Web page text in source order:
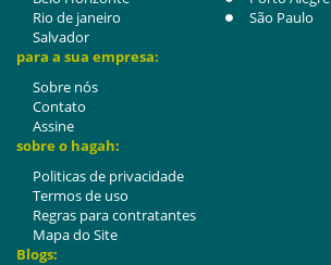
Rio de janeiro
São Paulo
Salvador
para a sua empresa:
Sobre nós
Contato
Assine
sobre o hagah:
Politicas de privacidade
Termos de uso
Regras para contratantes
Mapa do Site
Blogs: